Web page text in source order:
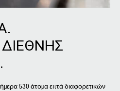
530 άτομα επτά διαφορετικών